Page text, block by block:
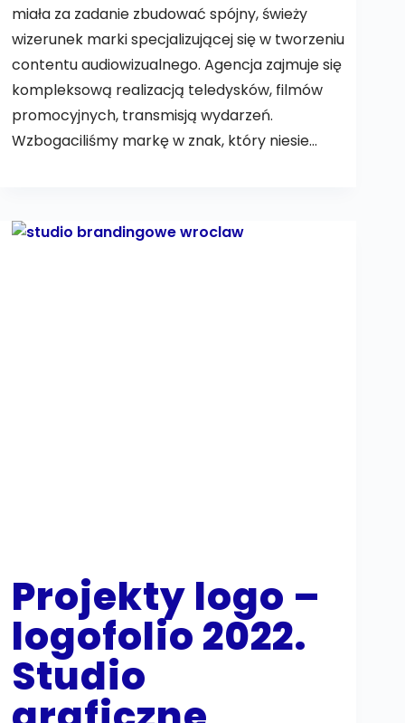
miała za zadanie zbudować spójny, świeży
wizerunek marki specjalizującej się w tworzeniu
contentu audiowizualnego. Agencja zajmuje się
kompleksową realizacją teledysków, filmów
promocyjnych, transmisją wydarzeń.
Wzbogaciliśmy markę w znak, który niesie…
Projekty logo –
logofolio 2022.
Studio